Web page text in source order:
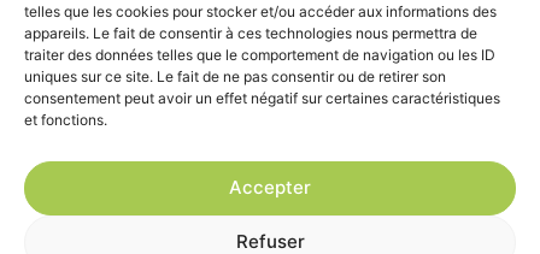
telles que les cookies pour stocker et/ou accéder aux informations des
appareils. Le fait de consentir à ces technologies nous permettra de
traiter des données telles que le comportement de navigation ou les ID
uniques sur ce site. Le fait de ne pas consentir ou de retirer son
consentement peut avoir un effet négatif sur certaines caractéristiques
et fonctions.
Accepter
Refuser
Les logiques d’aménagement répondent à la conjonction
des stratégies de management, des technologies
disponibles, du bâtiment et, bien évidemment, de la
ressource humaine. De ces quatre facteurs, la technique
et la structure ont connu des avancées conséquentes au
cours des dernières années, les nouvelles technologies
induisant par ailleurs une mutation profonde des
économies modernes.